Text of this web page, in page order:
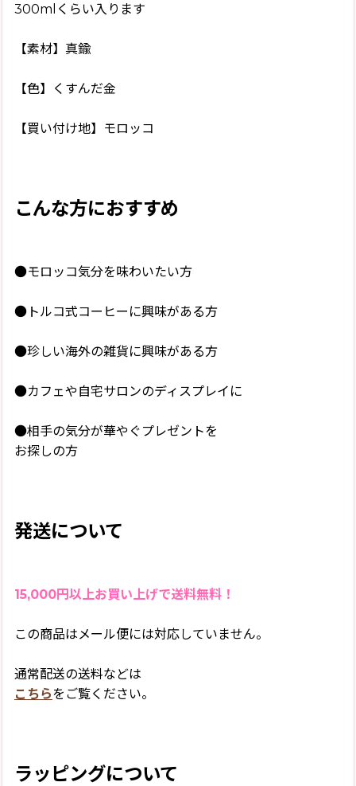
300mlくらい入ります
【素材】真鍮
【色】くすんだ金
【買い付け地】モロッコ
こんな方におすすめ
●モロッコ気分を味わいたい方
●トルコ式コーヒーに興味がある方
●珍しい海外の雑貨に興味がある方
●カフェや自宅サロンのディスプレイに
●相手の気分が華やぐプレゼントを
お探しの方
発送について
15,000円以上お買い上げで送料無料！
この商品はメール便には対応していません。
通常配送の送料などは
こちらをご覧ください。
ラッピングについて